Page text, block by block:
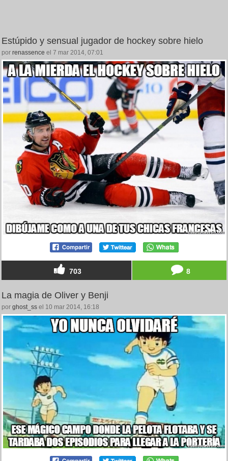
Estúpido y sensual jugador de hockey sobre hielo
por renassence el 7 mar 2014, 07:01
703 8
La magia de Oliver y Benji
por ghost_ss el 10 mar 2014, 16:18